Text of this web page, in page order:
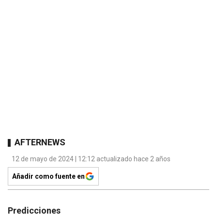
AFTERNEWS
12 de mayo de 2024 | 12:12 actualizado hace 2 años
Añadir como fuente en
Predicciones